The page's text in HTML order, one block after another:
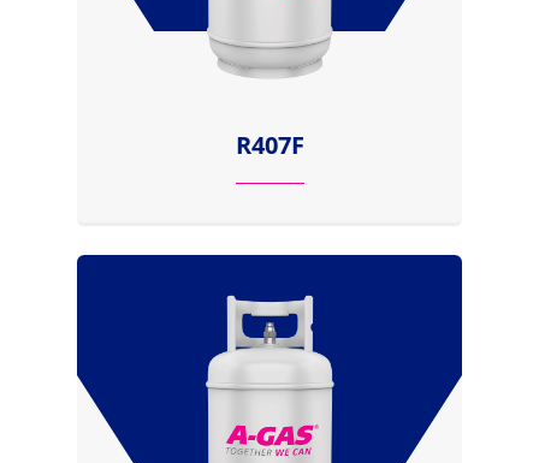
R407F